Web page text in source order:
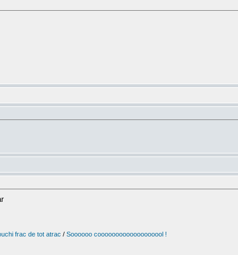
frac de tot atrac / Soooooo cooooooooooooooooool !